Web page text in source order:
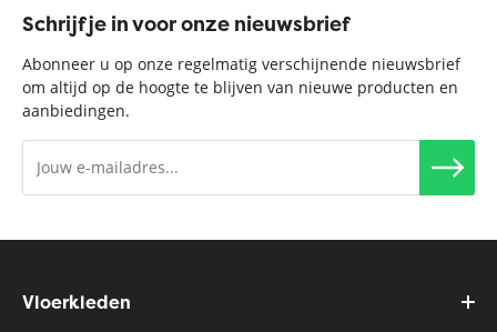
Schrijf je in voor onze nieuwsbrief
Abonneer u op onze regelmatig verschijnende nieuwsbrief
om altijd op de hoogte te blijven van nieuwe producten en
aanbiedingen.
Vloerkleden